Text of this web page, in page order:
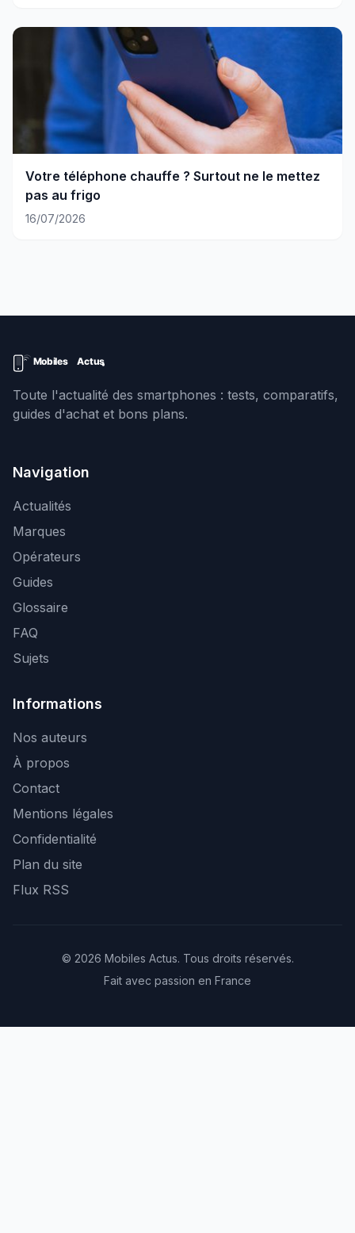
Votre téléphone chauffe ? Surtout ne le mettez
pas au frigo
16/07/2026
Toute l'actualité des smartphones : tests, comparatifs,
guides d'achat et bons plans.
Navigation
Actualités
Marques
Opérateurs
Guides
Glossaire
FAQ
Sujets
Informations
Nos auteurs
À propos
Contact
Mentions légales
Confidentialité
Plan du site
Flux RSS
© 2026 Mobiles Actus. Tous droits réservés.
Fait avec passion en France